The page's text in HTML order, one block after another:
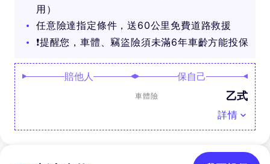
用）
任意險達指定條件，送60公里免費道路救援
❗提醒您，車體、竊盜險須未滿6年車齡方能投保
賠他人 保自己
車體險 乙式
詳情